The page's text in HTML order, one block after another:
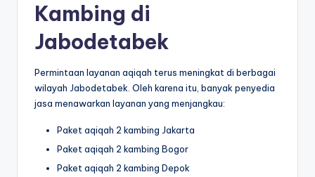
Kambing di
Jabodetabek
Permintaan layanan aqiqah terus meningkat di berbagai
wilayah Jabodetabek. Oleh karena itu, banyak penyedia
jasa menawarkan layanan yang menjangkau:
Paket aqiqah 2 kambing Jakarta
Paket aqiqah 2 kambing Bogor
Paket aqiqah 2 kambing Depok